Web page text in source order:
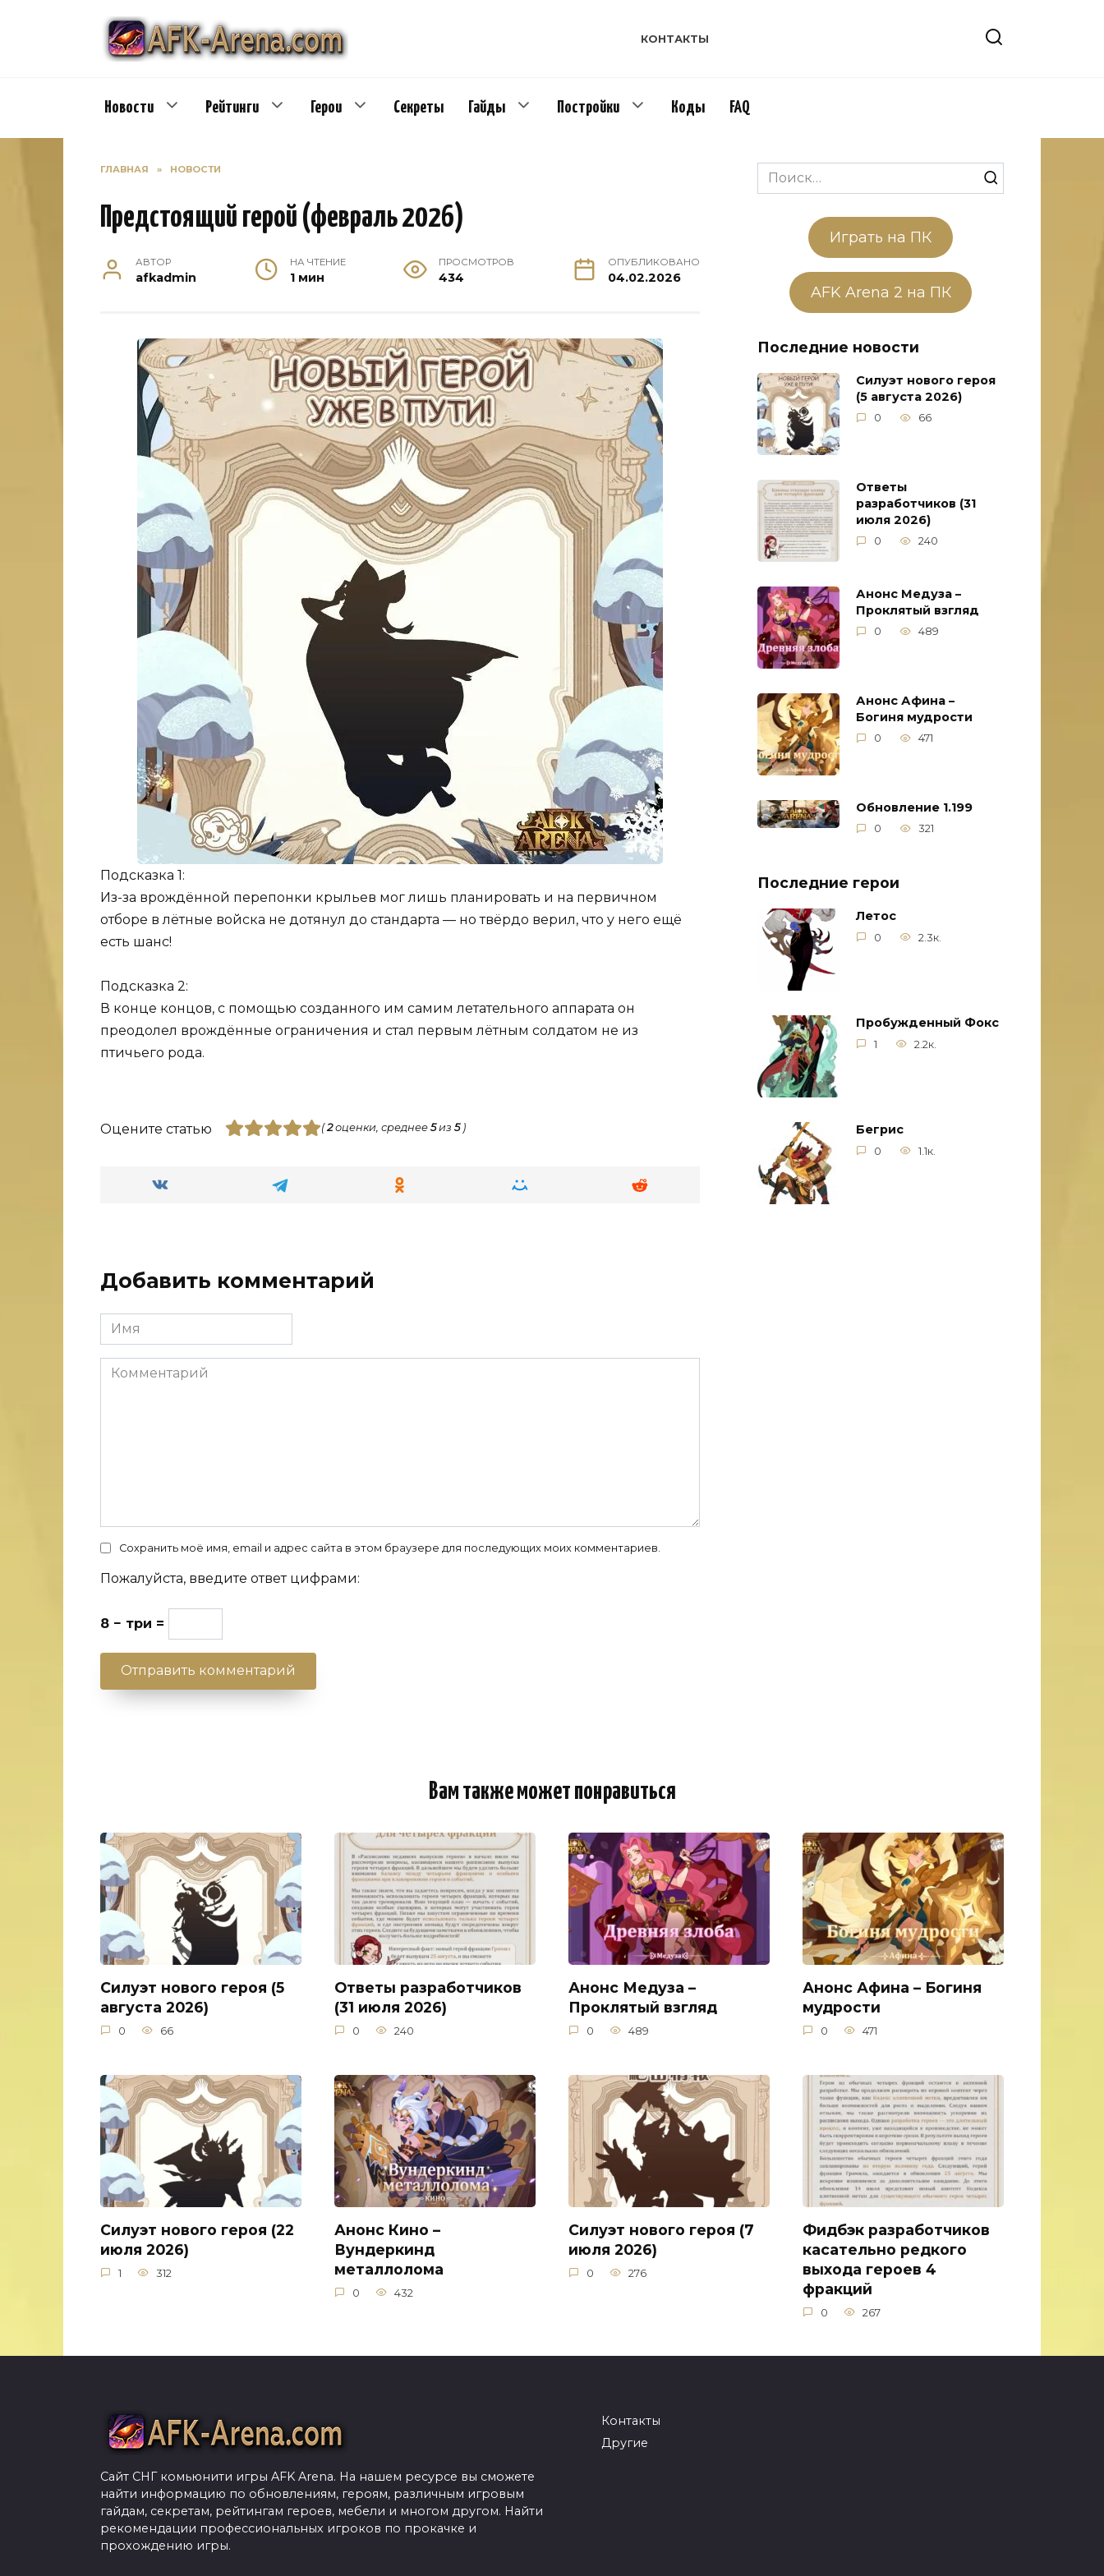
КОНТАКТЫ
Новости Рейтинги Герои Секреты Гайды Постройки Коды FAQ
ГЛАВНАЯ » НОВОСТИ
Предстоящий герой (февраль 2026)
АВТОР
afkadmin
НА ЧТЕНИЕ
1 мин
ПРОСМОТРОВ
434
ОПУБЛИКОВАНО
04.02.2026
Подсказка 1:
Из-за врождённой перепонки крыльев мог лишь планировать и на первичном
отборе в лётные войска не дотянул до стандарта — но твёрдо верил, что у него ещё
есть шанс!
Подсказка 2:
В конце концов, с помощью созданного им самим летательного аппарата он
преодолел врождённые ограничения и стал первым лётным солдатом не из
птичьего рода.
Оцените статью (2оценки, среднее 5из 5)
Добавить комментарий
Имя
Комментарий
Сохранить моё имя, email и адрес сайта в этом браузере для последующих моих комментариев.
Пожалуйста, введите ответ цифрами:
8 − три =
Search
for:
Играть на ПК
AFK Arena 2 на ПК
Последние новости
Силуэт нового героя
(5 августа 2026)
0 66
Ответы
разработчиков (31
июля 2026)
0 240
Анонс Медуза –
Проклятый взгляд
0 489
Анонс Афина –
Богиня мудрости
0 471
Обновление 1.199
0 321
Последние герои
Летос
0 2.3к.
Пробужденный Фокс
1 2.2к.
Бегрис
0 1.1к.
Вам также может понравиться
Силуэт нового героя (5
августа 2026)
0 66
Ответы разработчиков
(31 июля 2026)
0 240
Анонс Медуза –
Проклятый взгляд
0 489
Анонс Афина – Богиня
мудрости
0 471
Силуэт нового героя (22
июля 2026)
1 312
Анонс Кино –
Вундеркинд
металлолома
0 432
Силуэт нового героя (7
июля 2026)
0 276
Фидбэк разработчиков
касательно редкого
выхода героев 4
фракций
0 267
Сайт СНГ комьюнити игры AFK Arena. На нашем ресурсе вы сможете
найти информацию по обновлениям, героям, различным игровым
гайдам, секретам, рейтингам героев, мебели и многом другом. Найти
рекомендации профессиональных игроков по прокачке и
прохождению игры.
Контакты
Другие